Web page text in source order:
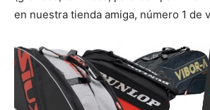
en nuestra tienda amiga, número 1 de